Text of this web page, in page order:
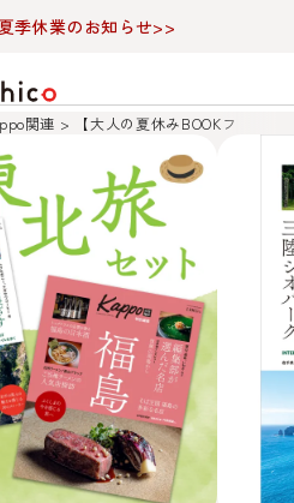
季休業のお知らせ>>
関連 【大人の夏休みBOOKフェア